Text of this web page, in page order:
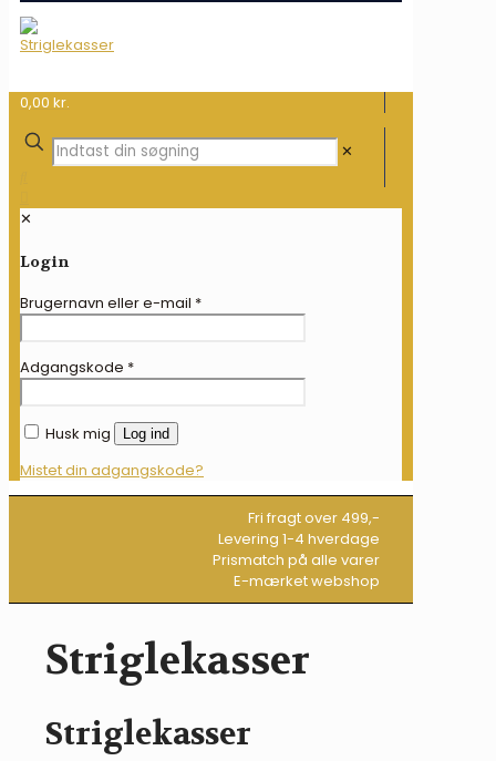
0,00 kr.
✕
✕
Login
Brugernavn eller e-mail *
Adgangskode *
Husk mig Log ind
Mistet din adgangskode?
Fri fragt over 499,-
Levering 1-4 hverdage
Prismatch på alle varer
E-mærket webshop
Striglekasser
Striglekasser